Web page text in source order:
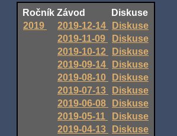
Ročník Závod
Diskuse
2019
2019-12-14
Diskuse
2019-11-09
Diskuse
2019-10-12
Diskuse
2019-09-14
Diskuse
2019-08-10
Diskuse
2019-07-13
Diskuse
2019-06-08
Diskuse
2019-05-11
Diskuse
2019-04-13
Diskuse